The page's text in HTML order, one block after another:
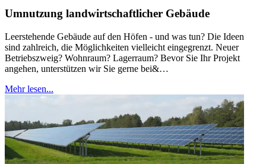
Umnutzung landwirtschaftlicher Gebäude
Leerstehende Gebäude auf den Höfen - und was tun? Die Ideen
sind zahlreich, die Möglichkeiten vielleicht eingegrenzt. Neuer
Betriebszweig? Wohnraum? Lagerraum? Bevor Sie Ihr Projekt
angehen, unterstützen wir Sie gerne bei&…
Mehr lesen...